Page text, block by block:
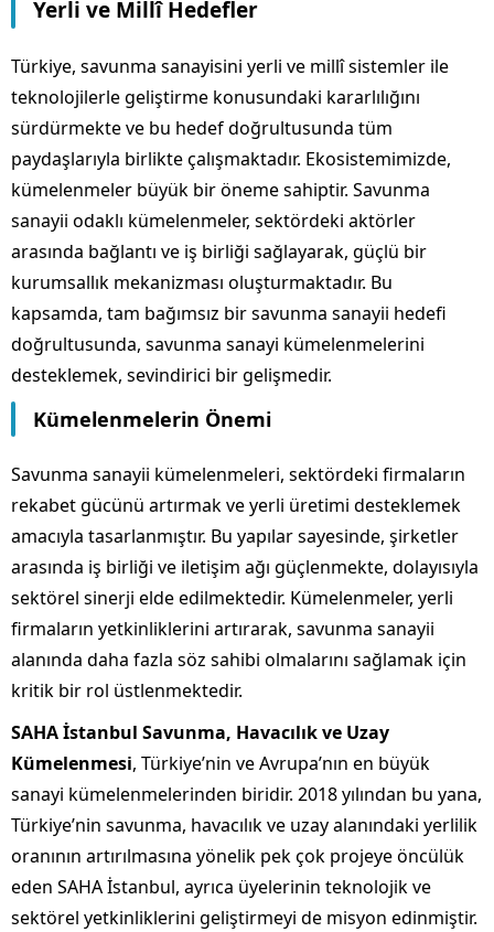
Yerli ve Millî Hedefler
Türkiye, savunma sanayisini yerli ve millî sistemler ile
teknolojilerle geliştirme konusundaki kararlılığını
sürdürmekte ve bu hedef doğrultusunda tüm
paydaşlarıyla birlikte çalışmaktadır. Ekosistemimizde,
kümelenmeler büyük bir öneme sahiptir. Savunma
sanayii odaklı kümelenmeler, sektördeki aktörler
arasında bağlantı ve iş birliği sağlayarak, güçlü bir
kurumsallık mekanizması oluşturmaktadır. Bu
kapsamda, tam bağımsız bir savunma sanayii hedefi
doğrultusunda, savunma sanayi kümelenmelerini
desteklemek, sevindirici bir gelişmedir.
Kümelenmelerin Önemi
Savunma sanayii kümelenmeleri, sektördeki firmaların
rekabet gücünü artırmak ve yerli üretimi desteklemek
amacıyla tasarlanmıştır. Bu yapılar sayesinde, şirketler
arasında iş birliği ve iletişim ağı güçlenmekte, dolayısıyla
sektörel sinerji elde edilmektedir. Kümelenmeler, yerli
firmaların yetkinliklerini artırarak, savunma sanayii
alanında daha fazla söz sahibi olmalarını sağlamak için
kritik bir rol üstlenmektedir.
SAHA İstanbul Savunma, Havacılık ve Uzay
Kümelenmesi, Türkiye’nin ve Avrupa’nın en büyük
sanayi kümelenmelerinden biridir. 2018 yılından bu yana,
Türkiye’nin savunma, havacılık ve uzay alanındaki yerlilik
oranının artırılmasına yönelik pek çok projeye öncülük
eden SAHA İstanbul, ayrıca üyelerinin teknolojik ve
sektörel yetkinliklerini geliştirmeyi de misyon edinmiştir.